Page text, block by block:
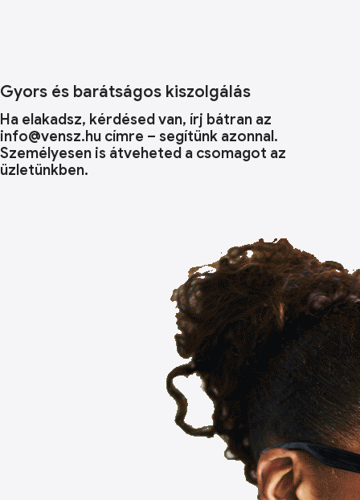
Gyors és barátságos kiszolgálás
Ha elakadsz, kérdésed van, írj bátran az
info@vensz.hu címre – segítünk azonnal.
Személyesen is átveheted a csomagot az
üzletünkben.